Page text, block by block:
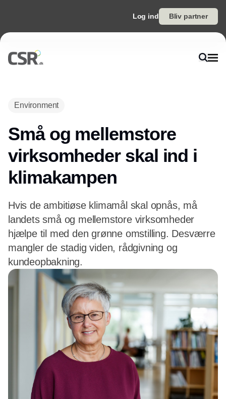
Log ind Bliv partner
Environment
Små og mellemstore
virksomheder skal ind i
klimakampen
Hvis de ambitiøse klimamål skal opnås, må
landets små og mellemstore virksomheder
hjælpe til med den grønne omstilling. Desværre
mangler de stadig viden, rådgivning og
kundeopbakning.